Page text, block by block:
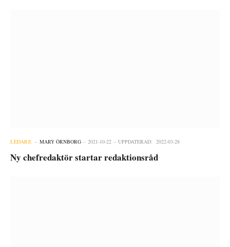
LEDARE MARY ÖRNBORG 2021-10-22 UPPDATERAD: 2022-03-28
Ny chefredaktör startar redaktionsråd